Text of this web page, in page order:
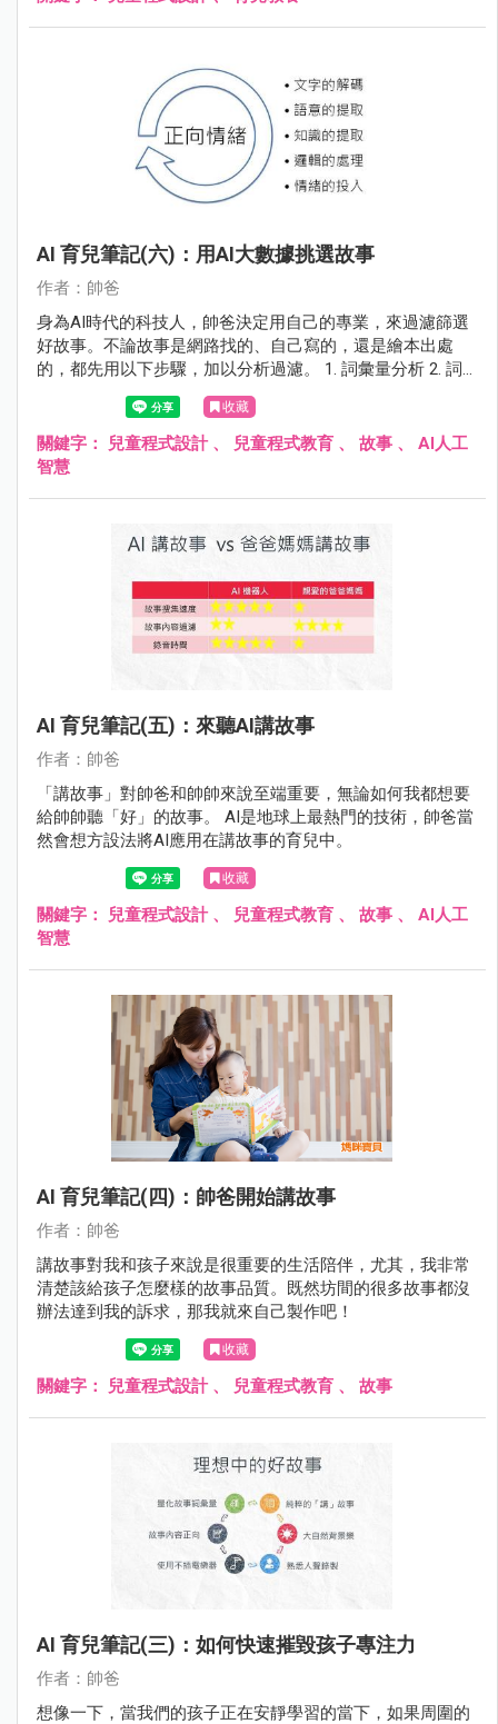
AI 育兒筆記(六)：用AI大數據挑選故事
作者：帥爸
身為AI時代的科技人，帥爸決定用自己的專業，來過濾篩選
好故事。不論故事是網路找的、自己寫的，還是繪本出處
的，都先用以下步驟，加以分析過濾。 1. 詞彙量分析 2. 詞
性分析 3. 句法分析 4. 情緒分析
收藏
關鍵字： 兒童程式設計、 兒童程式教育 、 故事 、 AI人工
智慧
AI 育兒筆記(五)：來聽AI講故事
作者：帥爸
「講故事」對帥爸和帥帥來說至端重要，無論如何我都想要
給帥帥聽「好」的故事。 AI是地球上最熱門的技術，帥爸當
然會想方設法將AI應用在講故事的育兒中。
收藏
關鍵字： 兒童程式設計、 兒童程式教育 、 故事 、 AI人工
智慧
AI 育兒筆記(四)：帥爸開始講故事
作者：帥爸
講故事對我和孩子來說是很重要的生活陪伴，尤其，我非常
清楚該給孩子怎麼樣的故事品質。既然坊間的很多故事都沒
辦法達到我的訴求，那我就來自己製作吧！
收藏
關鍵字： 兒童程式設計、 兒童程式教育 、 故事
AI 育兒筆記(三)：如何快速摧毀孩子專注力
作者：帥爸
想像一下，當我們的孩子正在安靜學習的當下，如果周圍的